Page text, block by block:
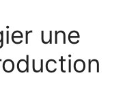
une